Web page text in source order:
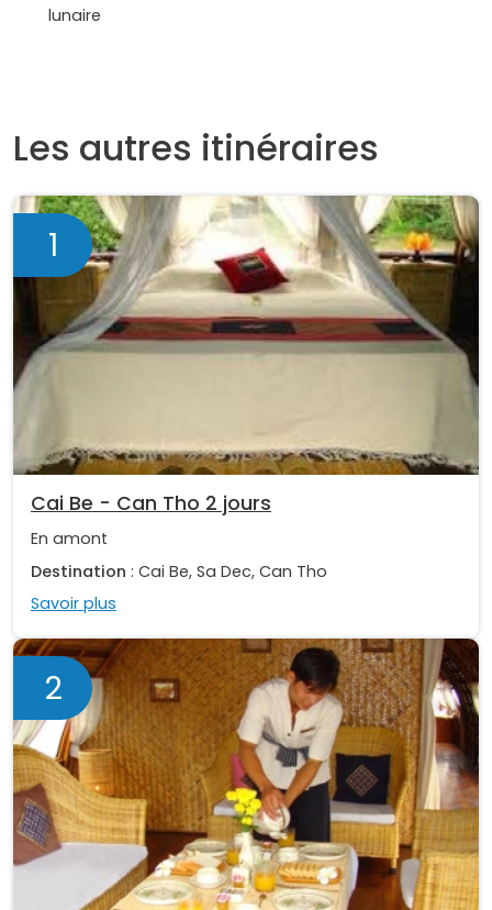
lunaire
Les autres itinéraires
1
Cai Be - Can Tho 2 jours
En amont
Destination : Cai Be, Sa Dec, Can Tho
Savoir plus
2